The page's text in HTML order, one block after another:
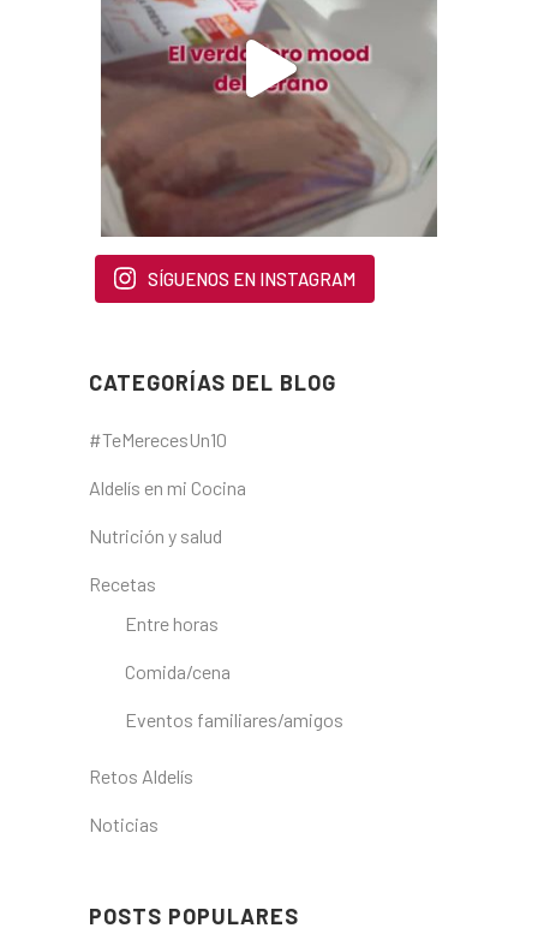
SÍGUENOS EN INSTAGRAM
CATEGORÍAS DEL BLOG
#TeMerecesUn10
Aldelís en mi Cocina
Nutrición y salud
Recetas
Entre horas
Comida/cena
Eventos familiares/amigos
Retos Aldelís
Noticias
POSTS POPULARES